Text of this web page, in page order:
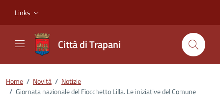
Links
Città di Trapani
Home / Novità / Notizie
/ Giornata nazionale del Fiocchetto Lilla. Le iniziative del Comune